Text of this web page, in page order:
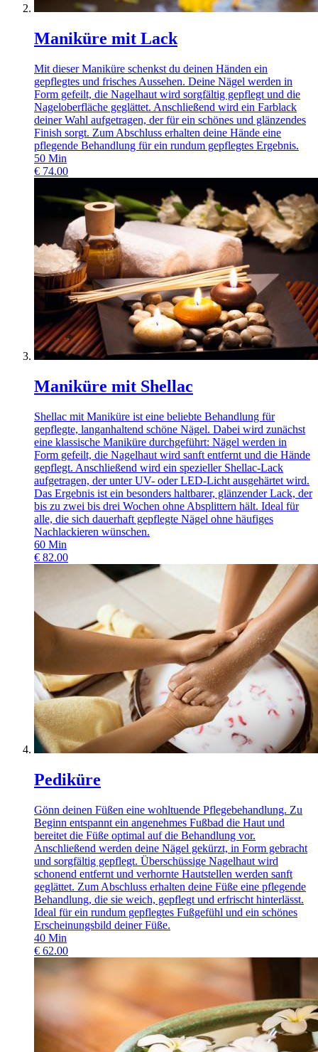
Maniküre mit Lack
Mit dieser Maniküre schenkst du deinen Händen ein
gepflegtes und frisches Aussehen. Deine Nägel werden in
Form gefeilt, die Nagelhaut wird sorgfältig gepflegt und die
Nageloberfläche geglättet. Anschließend wird ein Farblack
deiner Wahl aufgetragen, der für ein schönes und glänzendes
Finish sorgt. Zum Abschluss erhalten deine Hände eine
pflegende Behandlung für ein rundum gepflegtes Ergebnis.
50 Min
€ 74.00
Maniküre mit Shellac
Shellac mit Maniküre ist eine beliebte Behandlung für
gepflegte, langanhaltend schöne Nägel. Dabei wird zunächst
eine klassische Maniküre durchgeführt: Nägel werden in
Form gefeilt, die Nagelhaut wird sanft entfernt und die Hände
gepflegt. Anschließend wird ein spezieller Shellac-Lack
aufgetragen, der unter UV- oder LED-Licht ausgehärtet wird.
Das Ergebnis ist ein besonders haltbarer, glänzender Lack, der
bis zu zwei bis drei Wochen ohne Absplittern hält. Ideal für
alle, die sich dauerhaft gepflegte Nägel ohne häufiges
Nachlackieren wünschen.
60 Min
€ 82.00
Pediküre
Gönn deinen Füßen eine wohltuende Pflegebehandlung. Zu
Beginn entspannt ein angenehmes Fußbad die Haut und
bereitet die Füße optimal auf die Behandlung vor.
Anschließend werden deine Nägel gekürzt, in Form gebracht
und sorgfältig gepflegt. Überschüssige Nagelhaut wird
schonend entfernt und verhornte Hautstellen werden sanft
geglättet. Zum Abschluss erhalten deine Füße eine pflegende
Behandlung, die sie weich, gepflegt und erfrischt hinterlässt.
Ideal für ein rundum gepflegtes Fußgefühl und ein schönes
Erscheinungsbild deiner Füße.
40 Min
€ 62.00